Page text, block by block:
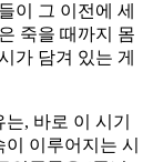
이 그 이전에 세
죽을 때까지 몸
가 담겨 있는 게
, 바로 이 시기
이루어지는 시